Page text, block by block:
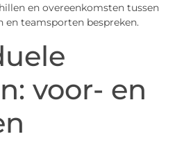
en overeenkomsten tussen
en teamsporten bespreken.
voor- en